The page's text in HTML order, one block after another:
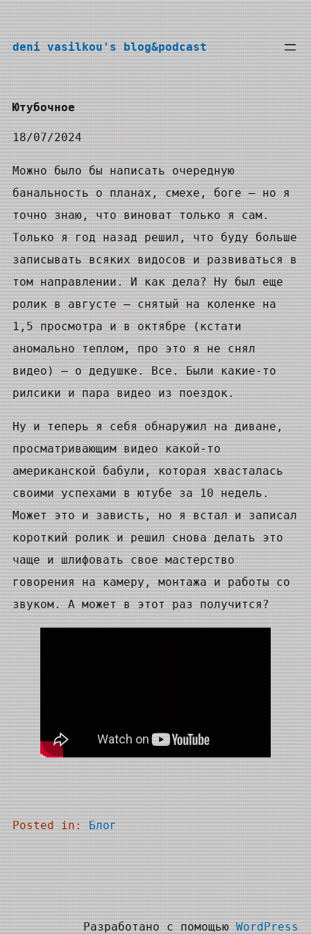
Перейти
к
содержимому
deni vasilkou's blog&podcast
Ютубочное
18/07/2024
Можно было бы написать очередную
банальность о планах, смехе, боге — но я
точно знаю, что виноват только я сам.
Только я год назад решил, что буду больше
записывать всяких видосов и развиваться в
том направлении. И как дела? Ну был еще
ролик в августе — снятый на коленке на
1,5 просмотра и в октябре (кстати
аномально теплом, про это я не снял
видео) — о дедушке. Все. Были какие-то
рилсики и пара видео из поездок.
Ну и теперь я себя обнаружил на диване,
просматривающим видео какой-то
американской бабули, которая хвасталась
своими успехами в ютубе за 10 недель.
Может это и зависть, но я встал и записал
короткий ролик и решил снова делать это
чаще и шлифовать свое мастерство
говорения на камеру, монтажа и работы со
звуком. А может в этот раз получится?
Posted in:Блог
Разработано с помощьюWordPress